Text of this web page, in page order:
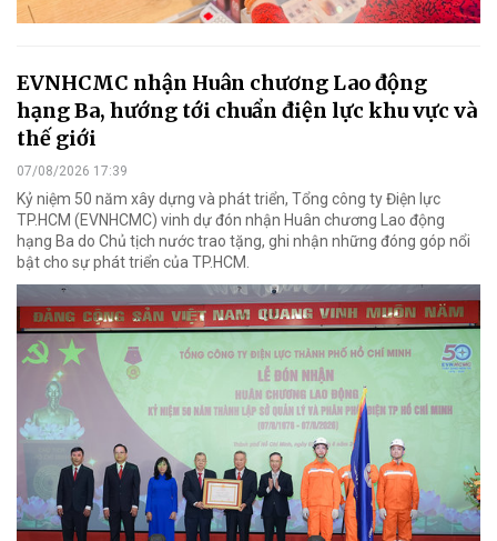
EVNHCMC nhận Huân chương Lao động
hạng Ba, hướng tới chuẩn điện lực khu vực và
thế giới
07/08/2026 17:39
Kỷ niệm 50 năm xây dựng và phát triển, Tổng công ty Điện lực
TP.HCM (EVNHCMC) vinh dự đón nhận Huân chương Lao động
hạng Ba do Chủ tịch nước trao tặng, ghi nhận những đóng góp nổi
bật cho sự phát triển của TP.HCM.